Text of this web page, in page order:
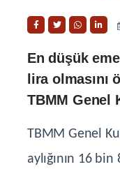
En düşük
lira
TBMM Genel
TBMM Genel
aylığının 16